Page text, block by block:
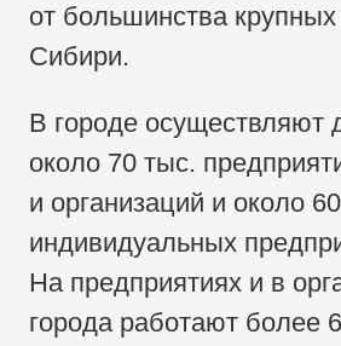
от большинства крупных
Сибири.
В городе осуществляют
около 70 тыс.
и организаций и около
индивидуальных
На предприятиях и в
города работают более